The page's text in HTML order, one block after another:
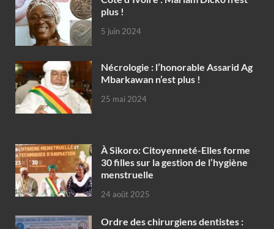
plus !
5 juin 2024
Nécrologie : l’honorable Assarid Ag
Mbarkawan n’est plus !
25 mai 2024
À Sikoro: Citoyenneté-Elles forme
30 filles sur la gestion de l’hygiène
menstruelle
24 août 2025
Ordre des chirurgiens dentistes :